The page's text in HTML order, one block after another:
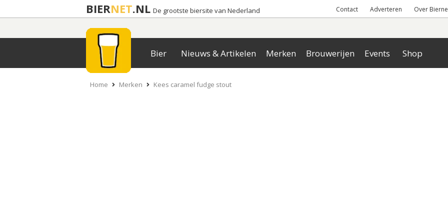
BIERNET.NL De grootste biersite van Nederland Contact Adverteren Over
Bier Nieuws & Artikelen Merken Brouwerijen Events Shop
Home Merken Kees caramel fudge stout